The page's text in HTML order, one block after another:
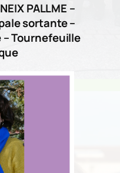
PALLME –
sortante–
Tournefeuille